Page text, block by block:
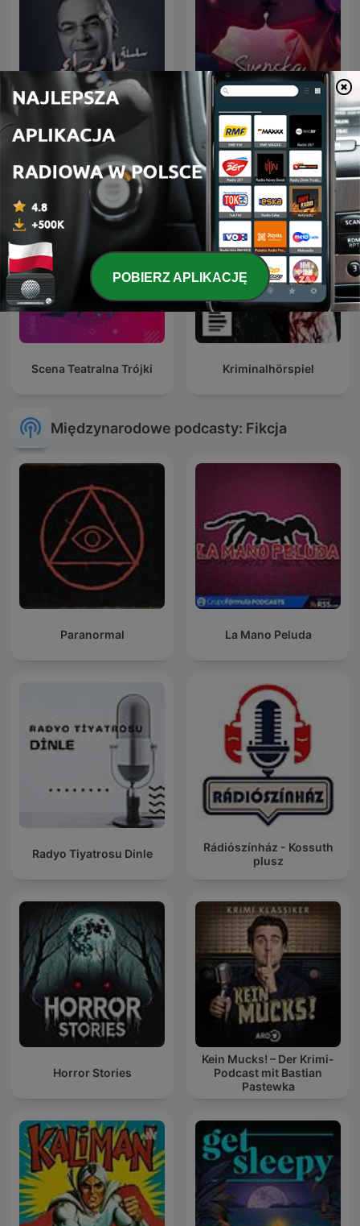
سلسلة ما وراء الطبيعة Svenska Kärlekshistorier
Scena Teatralna Trójki Kriminalhörspiel
Międzynarodowe podcasty: Fikcja
Paranormal La Mano Peluda
Radyo Tiyatrosu Dinle
Rádiószínház - Kossuth
plusz
Horror Stories
Kein Mucks! – Der Krimi-
Podcast mit Bastian
Pastewka
POBIERZ APLIKACJĘ